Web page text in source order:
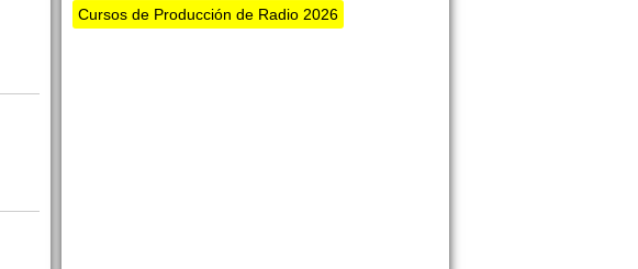
Cursos de Producción de Radio 2026